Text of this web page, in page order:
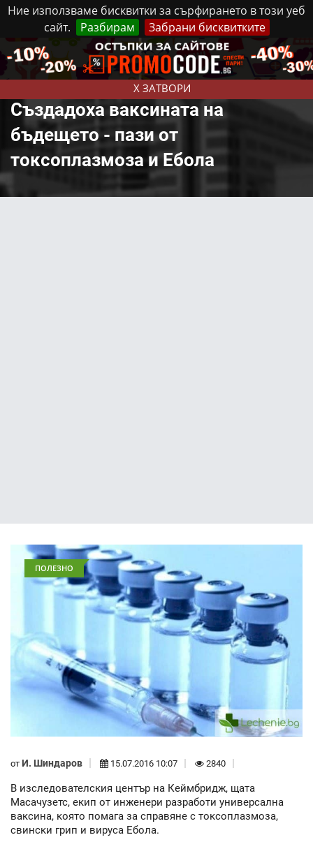
Ние използваме бисквитки за сърфирането в този уеб
сайт.
Разбирам Забрани бисквитките
X ЗАТВОРИ
Неделя, 9 Август, 2026 Реклама Контакти
Създадоха ваксината на
бъдещето - пази от
токсоплазмоза и Ебола
ПОЛЕЗНО
от И. Шиндаров 15.07.2016 10:07 2840
В изследователския център на Кеймбридж, щата
Масачузетс, екип от инженери разработи универсална
ваксина, която помага за справяне с токсоплазмоза,
свински грип и вируса Ебола.